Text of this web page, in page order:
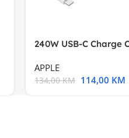
240W USB-C Charge
APPLE
134,00KM 114,00 KM